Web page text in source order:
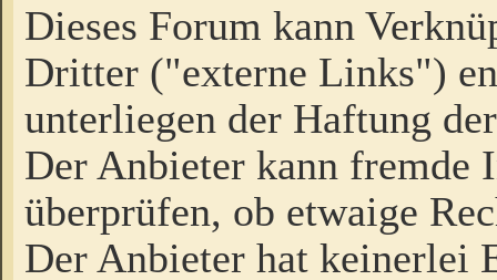
Dieses Forum kann
Dritter ("externe Links")
unterliegen der Haftung
Der Anbieter kann fremde
überprüfen, ob etwaige
Der Anbieter hat keinerlei